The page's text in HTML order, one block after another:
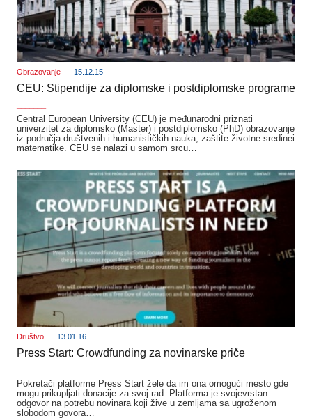
Obrazovanje 15.12.15
CEU: Stipendije za diplomske i postdiplomske programe
Central European University (CEU) je međunarodni priznati
univerzitet za diplomsko (Master) i postdiplomsko (PhD) obrazovanje
iz područja društvenih i humanističkih nauka, zaštite životne sredinei
matematike. CEU se nalazi u samom srcu…
Društvo 13.01.16
Press Start: Crowdfunding za novinarske priče
Pokretači platforme Press Start žele da im ona omogući mesto gde
mogu prikupljati donacije za svoj rad. Platforma je svojevrstan
odgovor na potrebu novinara koji žive u zemljama sa ugroženom
slobodom govora…